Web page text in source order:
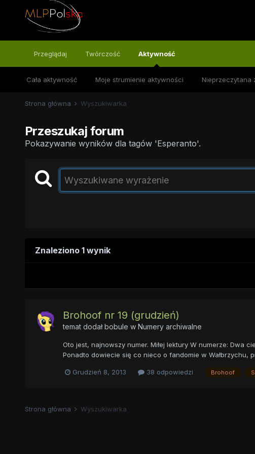
Przeglądaj Twórczość Aktywność
Cała aktywność Moje strumienie aktywności Nieprzeczytana
Strona główna Wyszukiwarka
Przeszukaj forum
Pokazywanie wyników dla tagów 'Esperanto'.
Znaleziono 1 wynik
Brohoof nr 19 (grudzień)
temat dodałbobule w Numery archiwalne
Oto jest, najnowszy numer. Miłej lektury W numerze: Dwa
Ponadto dowiecie się co nieco o fandomie w
Grudzień 8, 2013 38 odpowiedzi Brohoof
Strona główna Wyszukiwarka